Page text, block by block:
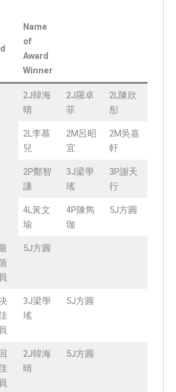
Name
of
Award
Winner
2J韓海
晴
2J羅卓
菲
2L陳欣
彤
2L李慕
兒
2M呂昭
宜
2M吳嘉
軒
2P鄭智
謙
3J梁學
瑤
3P謝天
行
4L黃文
瑜
4P陳雋
珈
5J方圓
5J方圓
3J梁學
瑤
5J方圓
2J韓海
晴
5J方圓